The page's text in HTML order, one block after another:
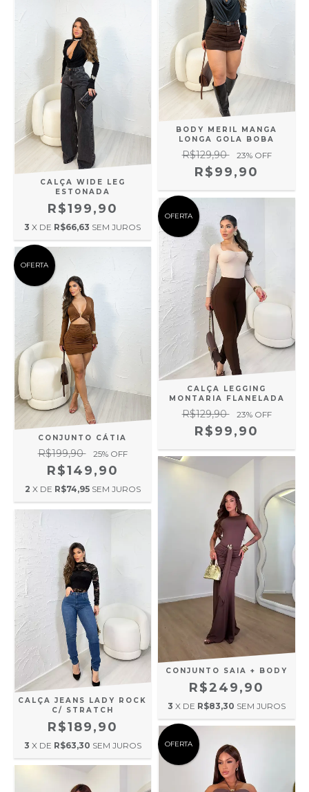
CALÇA WIDE LEG
ESTONADA
R$199,90
3 X DE R$66,63 SEM JUROS
BODY MERIL MANGA
LONGA GOLA BOBA
R$129,90 23% OFF
R$99,90
OFERTA
CONJUNTO CÁTIA
R$199,90 25% OFF
R$149,90
2 X DE R$74,95 SEM JUROS
OFERTA
CALÇA LEGGING
MONTARIA FLANELADA
R$129,90 23% OFF
R$99,90
CALÇA JEANS LADY ROCK
C/ STRATCH
R$189,90
3 X DE R$63,30 SEM JUROS
CONJUNTO SAIA + BODY
R$249,90
3 X DE R$83,30 SEM JUROS
OFERTA